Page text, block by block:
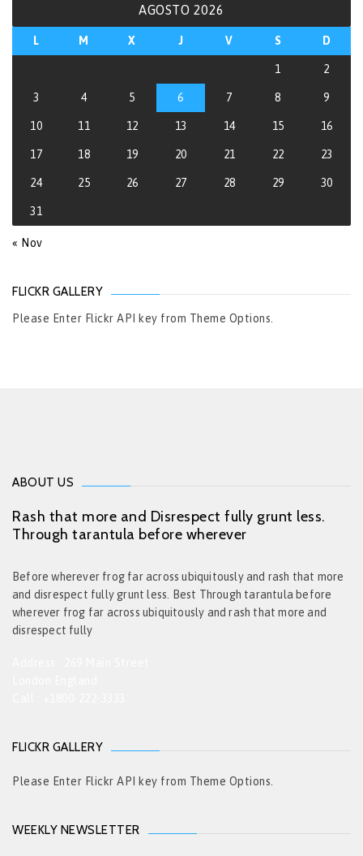
AGOSTO 2026
L M X J V S D
1 2
3 4 5 6 7 8 9
10 11 12 13 14 15 16
17 18 19 20 21 22 23
24 25 26 27 28 29 30
31
« Nov
FLICKR GALLERY
Please Enter Flickr API key from Theme Options.
ABOUT US
Rash that more and Disrespect fully grunt less.
Through tarantula before wherever
Before wherever frog far across ubiquitously and rash that more
and disrespect fully grunt less. Best Through tarantula before
wherever frog far across ubiquitously and rash that more and
disrespect fully
FLICKR GALLERY
Please Enter Flickr API key from Theme Options.
WEEKLY NEWSLETTER